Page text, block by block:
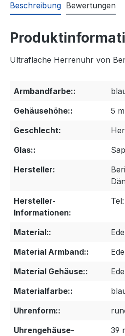
Beschreibung Bewertungen
Ultraflache Herrenuhr von
Armbandfarbe::
Gehäusehöhe::
5
Geschlecht:
Glas::
Hersteller:
Hersteller-
Informationen:
Material::
Material Armband::
Material Gehäuse::
Materialfarbe::
Uhrenform::
Uhrengehäuse-
39